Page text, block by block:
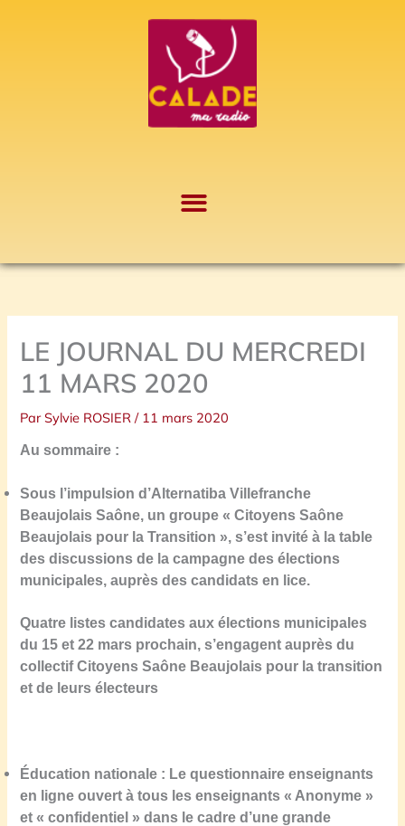
LE JOURNAL DU MERCREDI
11 MARS 2020
ParSylvie ROSIER/ 11 mars 2020
Au sommaire :
Sous l’impulsion d’Alternatiba Villefranche
Beaujolais Saône, un groupe « Citoyens Saône
Beaujolais pour la Transition »,s’est invité à la table
des discussions de la campagne des élections
municipales, auprès des candidats en lice.
Quatre listes candidates aux élections municipales
du 15 et 22 mars prochain, s’engagent auprès du
collectif Citoyens Saône Beaujolais pour la transition
et de leurs électeurs
Éducation nationale : Le questionnaire enseignants
en ligne ouvert à tous les enseignants « Anonyme »
et « confidentiel » dans le cadre d’une grande